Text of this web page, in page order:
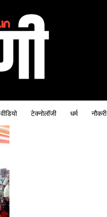
वीडियो टेक्नोलॉजी धर्म नौकरी